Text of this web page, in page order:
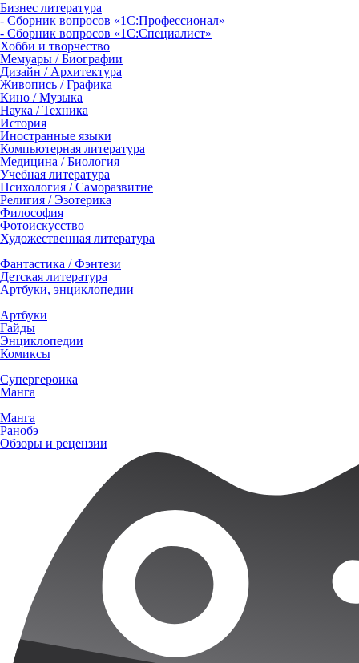
Бизнес литература
- Сборник вопросов «1С:Профессионал»
- Сборник вопросов «1С:Специалист»
Хобби и творчество
Мемуары / Биографии
Дизайн / Архитектура
Живопись / Графика
Кино / Музыка
Наука / Техника
История
Иностранные языки
Компьютерная литература
Медицина / Биология
Учебная литература
Психология / Саморазвитие
Религия / Эзотерика
Философия
Фотоискусство
Художественная литература
Фантастика / Фэнтези
Детская литература
Артбуки, энциклопедии
Артбуки
Гайды
Энциклопедии
Комиксы
Супергероика
Манга
Манга
Ранобэ
Обзоры и рецензии